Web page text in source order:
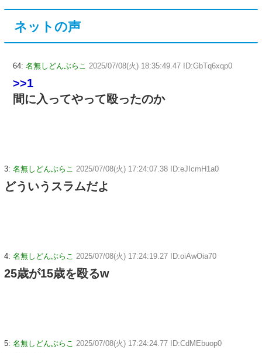
ネットの声
64: 名無しどんぶらこ 2025/07/08(火) 18:35:49.47 ID:GbTq6xqp0
>>1
間に入ってやって殴ったのか
3: 名無しどんぶらこ 2025/07/08(火) 17:24:07.38 ID:eJIcmH1a0
どういうスラムだよ
4: 名無しどんぶらこ 2025/07/08(火) 17:24:19.27 ID:oiAwOia70
25歳が15歳を殴るw
5: 名無しどんぶらこ 2025/07/08(火) 17:24:24.77 ID:CdMEbuop0